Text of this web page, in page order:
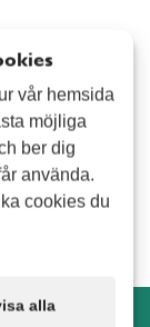
2014 och har
privat - och
väljer du
omfattning du
vår hemsida
möjliga
ber dig
använda.
cookies du
alla